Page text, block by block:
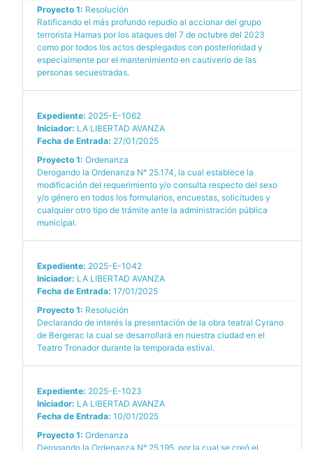
Proyecto 1: Resolución
Ratificando el más profundo repudio al accionar del grupo
terrorista Hamas por los ataques del 7 de octubre del 2023
como por todos los actos desplegados con posterioridad y
especialmente por el mantenimiento en cautiverio de las
personas secuestradas.
Expediente: 2025-E-1062
Iniciador: LA LIBERTAD AVANZA
Fecha de Entrada: 27/01/2025
Proyecto 1: Ordenanza
Derogando la Ordenanza N° 25.174, la cual establece la
modificación del requerimiento y/o consulta respecto del sexo
y/o género en todos los formularios, encuestas, solicitudes y
cualquier otro tipo de trámite ante la administración pública
municipal.
Expediente: 2025-E-1042
Iniciador: LA LIBERTAD AVANZA
Fecha de Entrada: 17/01/2025
Proyecto 1: Resolución
Declarando de interés la presentación de la obra teatral Cyrano
de Bergerac la cual se desarrollará en nuestra ciudad en el
Teatro Tronador durante la temporada estival.
Expediente: 2025-E-1023
Iniciador: LA LIBERTAD AVANZA
Fecha de Entrada: 10/01/2025
Proyecto 1: Ordenanza
Derogando la Ordenanza N° 25.195, por la cual se creó el